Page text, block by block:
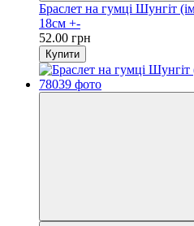
Браслет на гумці Шунгіт
18см +-
52.00 грн
Купити